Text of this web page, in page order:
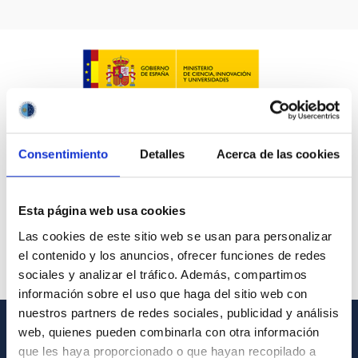
Consentimiento Detalles Acerca de las cookies
Esta página web usa cookies
Las cookies de este sitio web se usan para personalizar
el contenido y los anuncios, ofrecer funciones de redes
sociales y analizar el tráfico. Además, compartimos
información sobre el uso que haga del sitio web con
nuestros partners de redes sociales, publicidad y análisis
web, quienes pueden combinarla con otra información
que les haya proporcionado o que hayan recopilado a
INFORMACIÓN GENERAL